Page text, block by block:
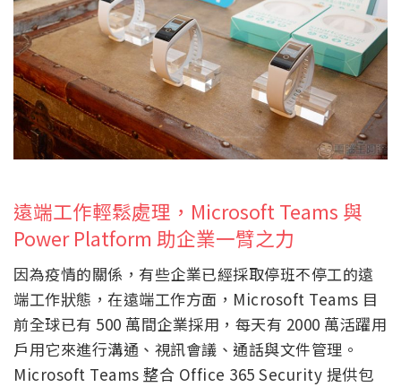
遠端工作輕鬆處理，Microsoft Teams 與
Power Platform 助企業一臂之力
因為疫情的關係，有些企業已經採取停班不停工的遠
端工作狀態，在遠端工作方面，Microsoft Teams 目
前全球已有 500 萬間企業採用，每天有 2000 萬活躍用
戶用它來進行溝通、視訊會議、通話與文件管理。
Microsoft Teams 整合 Office 365 Security 提供包